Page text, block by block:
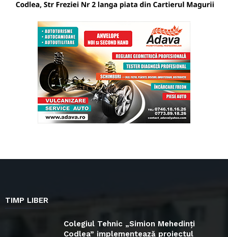
TIMP LIBER
Colegiul Tehnic „Simion Mehedinți
Codlea” implementează proiectul